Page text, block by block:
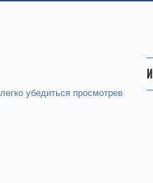
убедиться просмотрев